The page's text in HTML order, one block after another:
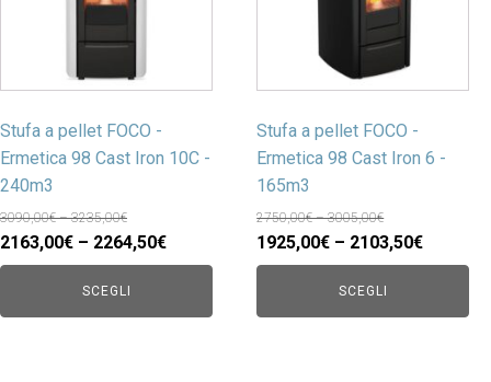
Stufa a pellet FOCO -
Ermetica 98 Cast Iron 10C -
240m3
3090,00€ – 3235,00€
2163,00€ – 2264,50€
SCEGLI
Stufa a pellet FOCO -
Ermetica 98 Cast Iron 6 -
165m3
2750,00€ – 3005,00€
1925,00€ – 2103,50€
SCEGLI